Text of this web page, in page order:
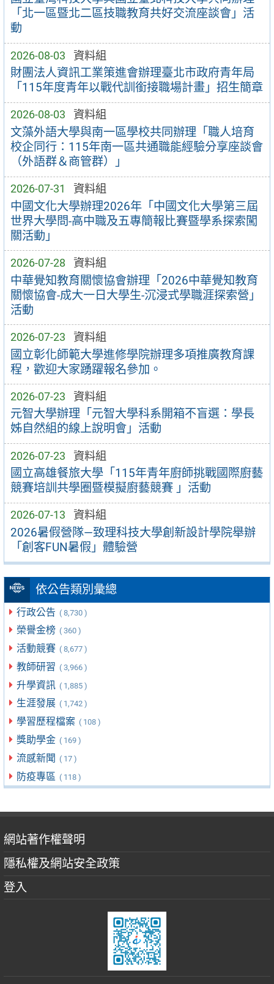
「北一區暨北二區技職教育共好交流座談會」活
動
2026-08-03 資料組
財團法人資訊工業策進會辦理臺北市政府青年局
「115年度青年以戰代訓銜接職場計畫」招生簡章
2026-08-03 資料組
文藻外語大學與南一區學校共同辦理「職人培育
校企同行：115年南一區共通職能經驗分享座談會
（外語群＆商管群）」
2026-07-31 資料組
中國文化大學辦理2026年「中國文化大學第三屆
世界大學問-高中職及五專簡報比賽暨學系探索闖
關活動」
2026-07-28 資料組
中華覺知教育關懷協會辦理「2026中華覺知教育
關懷協會-成大一日大學生-沉浸式學職涯探索營」
活動
2026-07-23 資料組
國立彰化師範大學進修學院辦理多項推廣教育課
程，歡迎大家踴躍報名參加。
2026-07-23 資料組
元智大學辦理「元智大學科系開箱不盲選：學長
姊自然組的線上說明會」活動
2026-07-23 資料組
國立高雄餐旅大學「115年青年廚師挑戰國際廚藝
競賽培訓共學圈暨模擬廚藝競賽 」活動
2026-07-13 資料組
2026暑假營隊—致理科技大學創新設計學院舉辦
「創客FUN暑假」體驗營
依公告類別彙總
行政公告 ( 8,730 )
榮譽金榜 ( 360 )
活動競賽 ( 8,677 )
教師研習 ( 3,966 )
升學資訊 ( 1,885 )
生涯發展 ( 1,742 )
學習歷程檔案 ( 108 )
獎助學金 ( 169 )
流感新聞 ( 17 )
防疫專區 ( 118 )
網站著作權聲明
隱私權及網站安全政策
登入